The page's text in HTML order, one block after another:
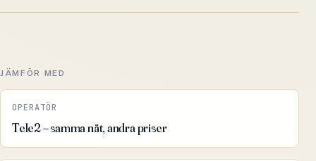
JÄMFÖR MED
OPERATÖR
Tele2 – samma nät, andra priser